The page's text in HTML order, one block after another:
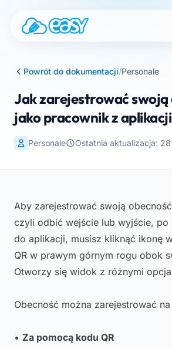
Powrót do dokumentacji/Personale
Jak zarejestrować swoją
jako pracownik z aplikacji
Personale Ostatnia aktualizacja:
Aby zarejestrować swoją
czyli odbić wejście lub wyjście, po
do aplikacji, musisz kliknąć ikonę
QR w prawym górnym rogu obok
Otworzy się widok z różnymi
Obecność można zarejestrować
• Za pomocą kodu QR